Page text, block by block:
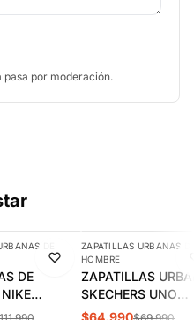
por moderación.
DE
DE
|
-7%
ZAPATILLAS URBANAS
HOMBRE
ZAPATILLAS
SKECHERS UNO
STAND HOMBRE |
$64.990